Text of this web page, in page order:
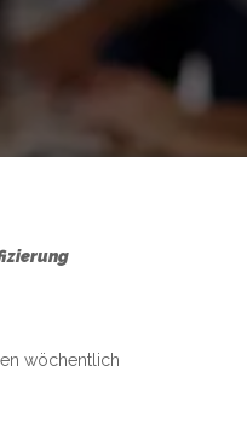
wöchentlich